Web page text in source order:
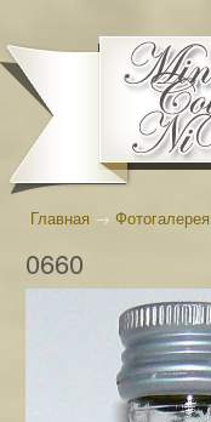
Главная → Фотогалерея
0660